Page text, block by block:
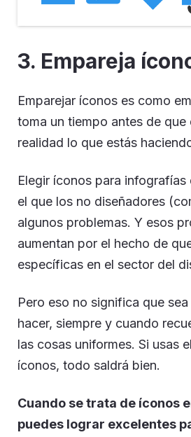
3. Empareja
Emparejar íconos es como
toma un tiempo antes de que
realidad lo que estás
Elegir íconos para
el que los no diseñadores
algunos problemas. Y esos
aumentan por el hecho de
específicas en el sector del
Pero eso no significa que
hacer, siempre y cuando
las cosas uniformes. Si usas
íconos, todo saldrá bien.
Cuando se trata de íconos
puedes lograr excelentes